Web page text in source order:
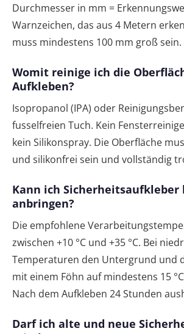
Durchmesser in mm =
Warnzeichen, das aus 4 Metern
muss mindestens 100 mm groß sein.
Womit reinige ich die
Aufkleben?
Isopropanol (IPA) oder
fusselfreien Tuch. Kein
kein Silikonspray. Die Oberfläche
und silikonfrei sein und vollständig
Kann ich Sicherheitsaufkleber
anbringen?
Die empfohlene
zwischen +10 °C und +35 °C. Bei
Temperaturen den Untergrund und
mit einem Föhn auf mindestens 15
Nach dem Aufkleben 24 Stunden
Darf ich alte und neue